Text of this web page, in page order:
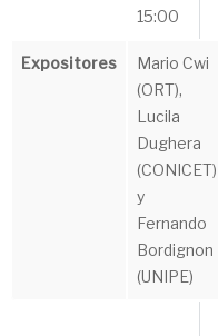
15:00
Expositores
Mario Cwi
(ORT),
Lucila
Dughera
(CONICET)
y
Fernando
Bordignon
(UNIPE)